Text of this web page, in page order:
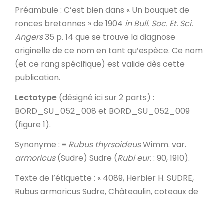
Préambule : C’est bien dans « Un bouquet de
ronces bretonnes » de 1904 in Bull. Soc. Et. Sci.
Angers35 p. 14 que se trouve la diagnose
originelle de ce nom en tant qu’espèce. Ce nom
(et ce rang spécifique) est valide dès cette
publication.
Lectotype (désigné ici sur 2 parts) :
BORD_SU_052_008 et BORD_SU_052_009
(figure 1).
Synonyme : ≡ Rubus thyrsoideusWimm. var.
armoricus(Sudre) Sudre (Rubi eur. : 90, 1910).
Texte de l’étiquette : « 4089, Herbier H. SUDRE,
Rubus armoricus Sudre, Châteaulin, coteaux de